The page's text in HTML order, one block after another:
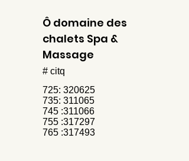
Ô domaine des
chalets Spa &
Massage
# citq
725: 320625
735: 311065
745 :311066
755 :317297
765 :317493